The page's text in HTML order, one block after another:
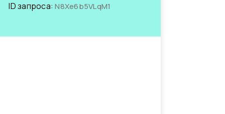
ID запроса:N8Xe6b5VLqM1